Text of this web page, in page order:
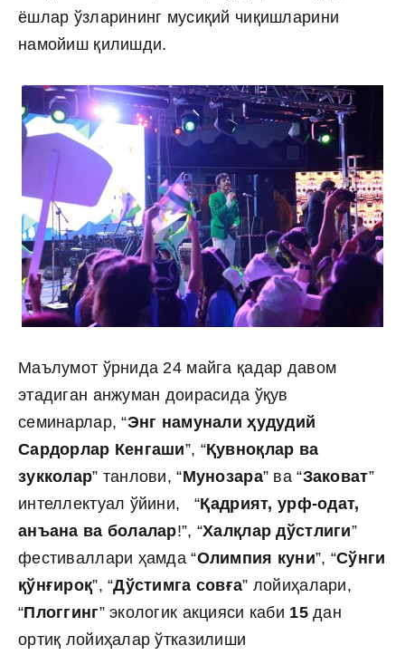
ёшлар ўзларининг мусиқий чиқишларини
намойиш қилишди.
Маълумот ўрнида 24 майга қадар давом
этадиган анжуман доирасида ўқув
семинарлар, “Энг намунали ҳудудий
Сардорлар Кенгаши”, “Қувноқлар ва
зукколар” танлови, “Мунозара” ва “Заковат”
интеллектуал ўйини, “Қадрият, урф-одат,
анъана ва болалар!”, “Халқлар дўстлиги”
фестиваллари ҳамда “Олимпия куни”, “Сўнги
қўнғироқ”, “Дўстимга совға” лойиҳалари,
“Плоггинг” экологик акцияси каби 15дан
ортиқ лойиҳалар ўтказилиши